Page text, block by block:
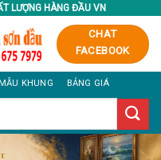
LƯỢNG HÀNG ĐẦU VN
CHAT
FACEBOOK
KHUNG BẢNG GIÁ